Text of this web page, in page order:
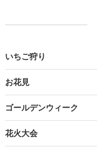
いちご狩り
お花見
ゴールデンウィーク
花火大会